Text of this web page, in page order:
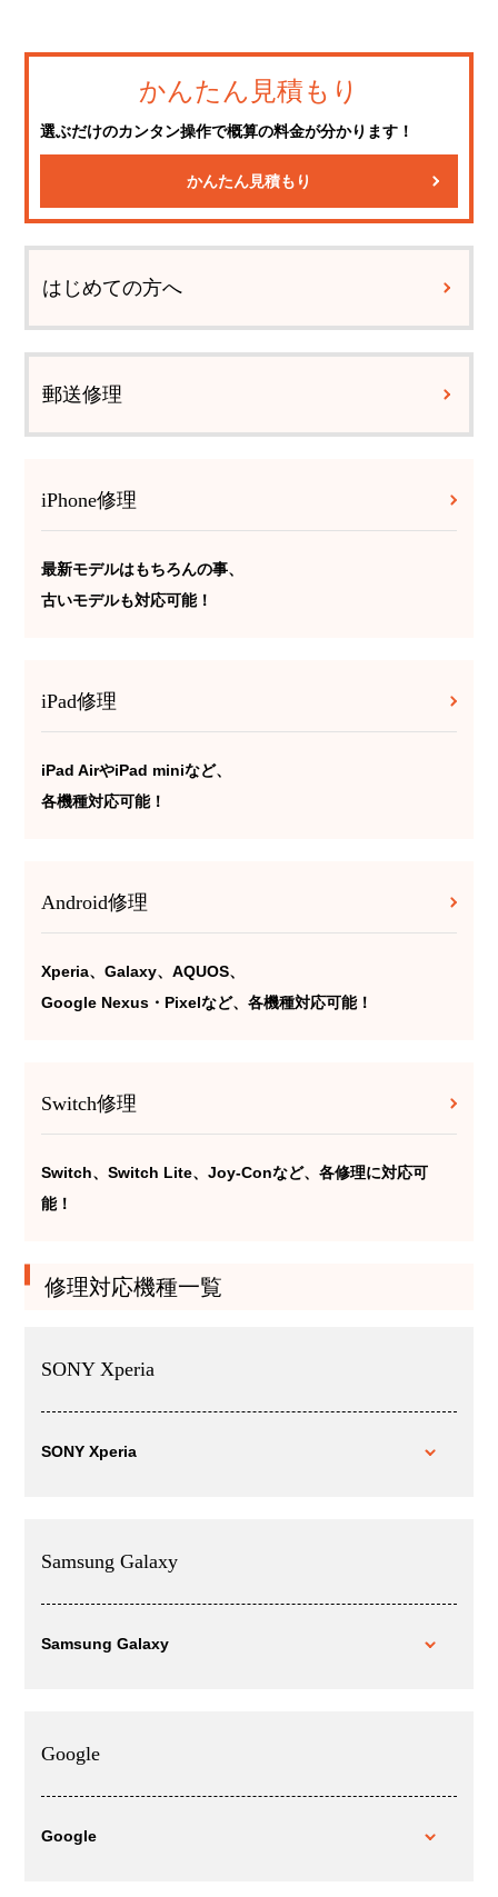
かんたん見積もり
選ぶだけのカンタン操作で概算の料金が分かります！
かんたん見積もり
はじめての方へ
郵送修理
iPhone修理
最新モデルはもちろんの事、
古いモデルも対応可能！
iPad修理
iPad AirやiPad miniなど、
各機種対応可能！
Android修理
Xperia、Galaxy、AQUOS、
Google Nexus・Pixelなど、各機種対応可能！
Switch修理
Switch、Switch Lite、Joy-Conなど、各修理に対応可
能！
修理対応機種一覧
SONY Xperia
SONY Xperia
Samsung Galaxy
Samsung Galaxy
Google
Google